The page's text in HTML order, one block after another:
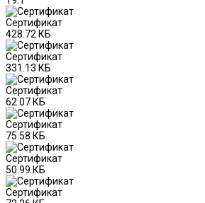
Сертификат
428.72 КБ
Сертификат
331.13 КБ
Сертификат
62.07 КБ
Сертификат
75.58 КБ
Сертификат
50.99 КБ
Сертификат